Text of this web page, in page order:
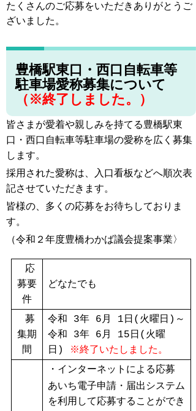
たくさんのご応募をいただきありがとうご
ざいました。
豊橋駅東口・西口自転車等
駐車場愛称募集について
（※終了しました。）
皆さまが愛着や親しみを持てる豊橋駅東
口・西口自転車等駐車場の愛称を広く募集
します。
採用された愛称は、入口看板などへ順次表
記させていただきます。
皆様の、多くの応募をお待ちしておりま
す。
（令和２年度豊橋わかば議会提案事業〉
応
募要
件
どなたでも
募
集期
間
令和 3年 6月 1日(火曜日)～
令和 3年 6月 15日(火曜
日)
※終了いたしました。
・インターネットによる応募
あいち電子申請・届出システム
を利用して応募することができ